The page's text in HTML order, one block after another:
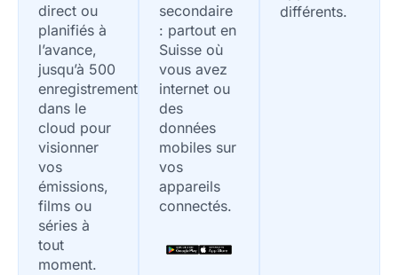
direct ou
planifiés à
l’avance,
jusqu’à 500
enregistrements
dans le
cloud pour
visionner
vos
émissions,
films ou
séries à
tout
moment.
secondaire
: partout en
Suisse où
vous avez
internet ou
des
données
mobiles sur
vos
appareils
connectés.
différents.